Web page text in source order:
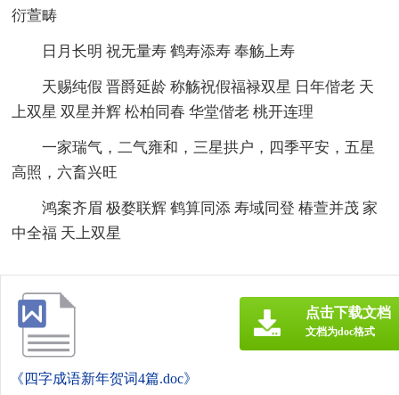
衍萱畴
日月长明 祝无量寿 鹤寿添寿 奉觞上寿
天赐纯假 晋爵延龄 称觞祝假福禄双星 日年偕老 天
上双星 双星并辉 松柏同春 华堂偕老 桃开连理
一家瑞气，二气雍和，三星拱户，四季平安，五星
高照，六畜兴旺
鸿案齐眉 极婺联辉 鹤算同添 寿域同登 椿萱并茂 家
中全福 天上双星
《四字成语新年贺词4篇.doc》
点击下载文档
文档为doc格式